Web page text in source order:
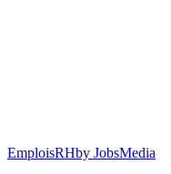
EmploisRHby JobsMedia